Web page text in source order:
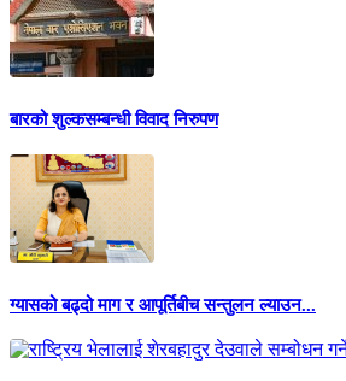
बारको शुल्कसम्बन्धी विवाद निरुपण
ग्यासको बढ्दो माग र आपूर्तिबीच सन्तुलन ल्याउन...